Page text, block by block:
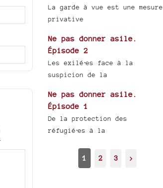
La garde à vue est une mesure
privative
Ne pas donner asile.
Épisode 2
Les exilé⋅es face à la
suspicion de la
Ne pas donner asile.
Épisode 1
De la protection des
réfugié⋅es à la
1 2 3 >